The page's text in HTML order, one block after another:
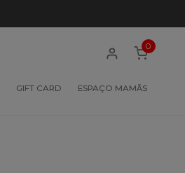
GIFT CARD ESPAÇO MAMÃS
0